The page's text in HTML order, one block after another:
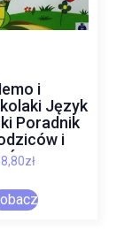
i
Język
Poradnik
i
wraz z
na
DVD
zł